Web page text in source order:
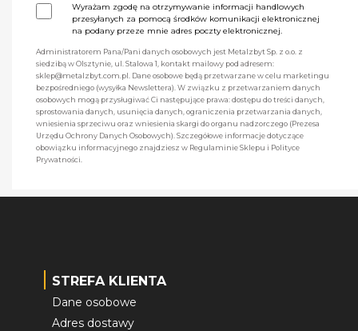
Wyrażam zgodę na otrzymywanie informacji handlowych
przesyłanych za pomocą środków komunikacji elektronicznej
na podany przeze mnie adres poczty elektronicznej.
Administratorem Pana/Pani danych osobowych jest Metalzbyt Sp. z o.o. z
siedzibą w Olsztynie, ul. Stalowa 1, kontakt mailowy pod adresem:
sklep@metalzbyt.com.pl. Dane osobowe będą przetwarzane w celu marketingu
bezpośredniego (wysyłka Newslettera). W związku z przetwarzaniem danych
osobowych mogą przysługiwać Ci następujące prawa: dostępu do treści danych,
sprostowania danych, usunięcia danych, ograniczenia przetwarzania danych,
wniesienia sprzeciwu oraz wniesienia skargi do organu nadzorczego (Prezesa
Urzędu Ochrony Danych Osobowych). Szczegółowe informacje dotyczące
obowiązku informacyjnego znajdziesz w Regulaminie Sklepu i Polityce
Prywatności.
STREFA KLIENTA
Dane osobowe
Adres dostawy